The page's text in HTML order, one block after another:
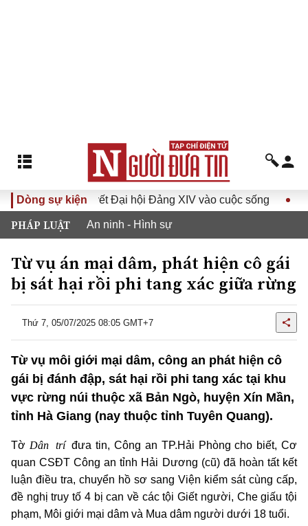
Dòng sự kiện
Nghị quyết Đại hội Đảng XIV vào cuộc sống Hướng
PHÁP LUẬT An ninh - Hình sự
Từ vụ án mại dâm, phát hiện cô gái
bị sát hại rồi phi tang xác giữa rừng
Thứ 7, 05/07/2025 08:05 GMT+7
Từ vụ môi giới mại dâm, công an phát hiện cô
gái bị đánh đập, sát hại rồi phi tang xác tại khu
vực rừng núi thuộc xã Bản Ngò, huyện Xín Mần,
tỉnh Hà Giang (nay thuộc tỉnh Tuyên Quang).
Tờ Dân tríđưa tin, Công an TP.Hải Phòng cho biết, Cơ
quan CSĐT Công an tỉnh Hải Dương (cũ) đã hoàn tất kết
luận điều tra, chuyển hồ sơ sang Viện kiểm sát cùng cấp,
đề nghị truy tố 4 bị can về các tội Giết người, Che giấu tội
phạm, Môi giới mại dâm và Mua dâm người dưới 18 tuổi.